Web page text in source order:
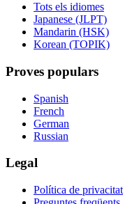
Tots els idiomes
Japanese (JLPT)
Mandarin (HSK)
Korean (TOPIK)
Proves populars
Spanish
French
German
Russian
Legal
Política de privacitat